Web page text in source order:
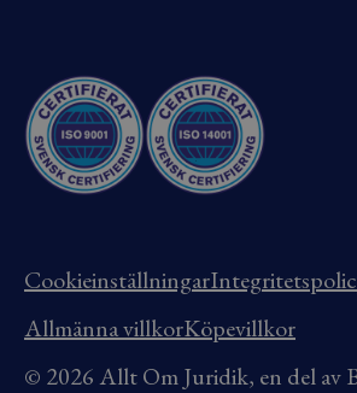
Cookieinställningar
Allmänna villkorKöpevillkor
© 2026 Allt Om Juridik, en del av